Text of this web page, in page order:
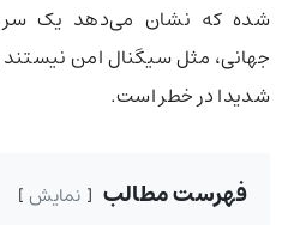
شده که نشان می‌دهد یک سری
جهانی، مثل سیگنال امن
شدیدا در خطر است.
فهرست مطالب نمایش